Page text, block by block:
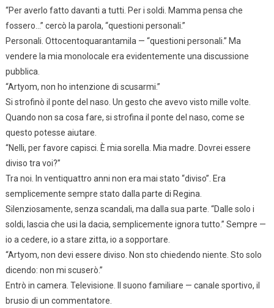
“Per averlo fatto davanti a tutti. Per i soldi. Mamma pensa che
fossero…” cercò la parola, “questioni personali.”
Personali. Ottocentoquarantamila — “questioni personali.” Ma
vendere la mia monolocale era evidentemente una discussione
pubblica.
“Artyom, non ho intenzione di scusarmi.”
Si strofinò il ponte del naso. Un gesto che avevo visto mille volte.
Quando non sa cosa fare, si strofina il ponte del naso, come se
questo potesse aiutare.
“Nelli, per favore capisci. È mia sorella. Mia madre. Dovrei essere
diviso tra voi?”
Tra noi. In ventiquattro anni non era mai stato “diviso”. Era
semplicemente sempre stato dalla parte di Regina.
Silenziosamente, senza scandali, ma dalla sua parte. “Dalle solo i
soldi, lascia che usi la dacia, semplicemente ignora tutto.” Sempre —
io a cedere, io a stare zitta, io a sopportare.
“Artyom, non devi essere diviso. Non sto chiedendo niente. Sto solo
dicendo: non mi scuserò.”
Entrò in camera. Televisione. Il suono familiare — canale sportivo, il
brusio di un commentatore.